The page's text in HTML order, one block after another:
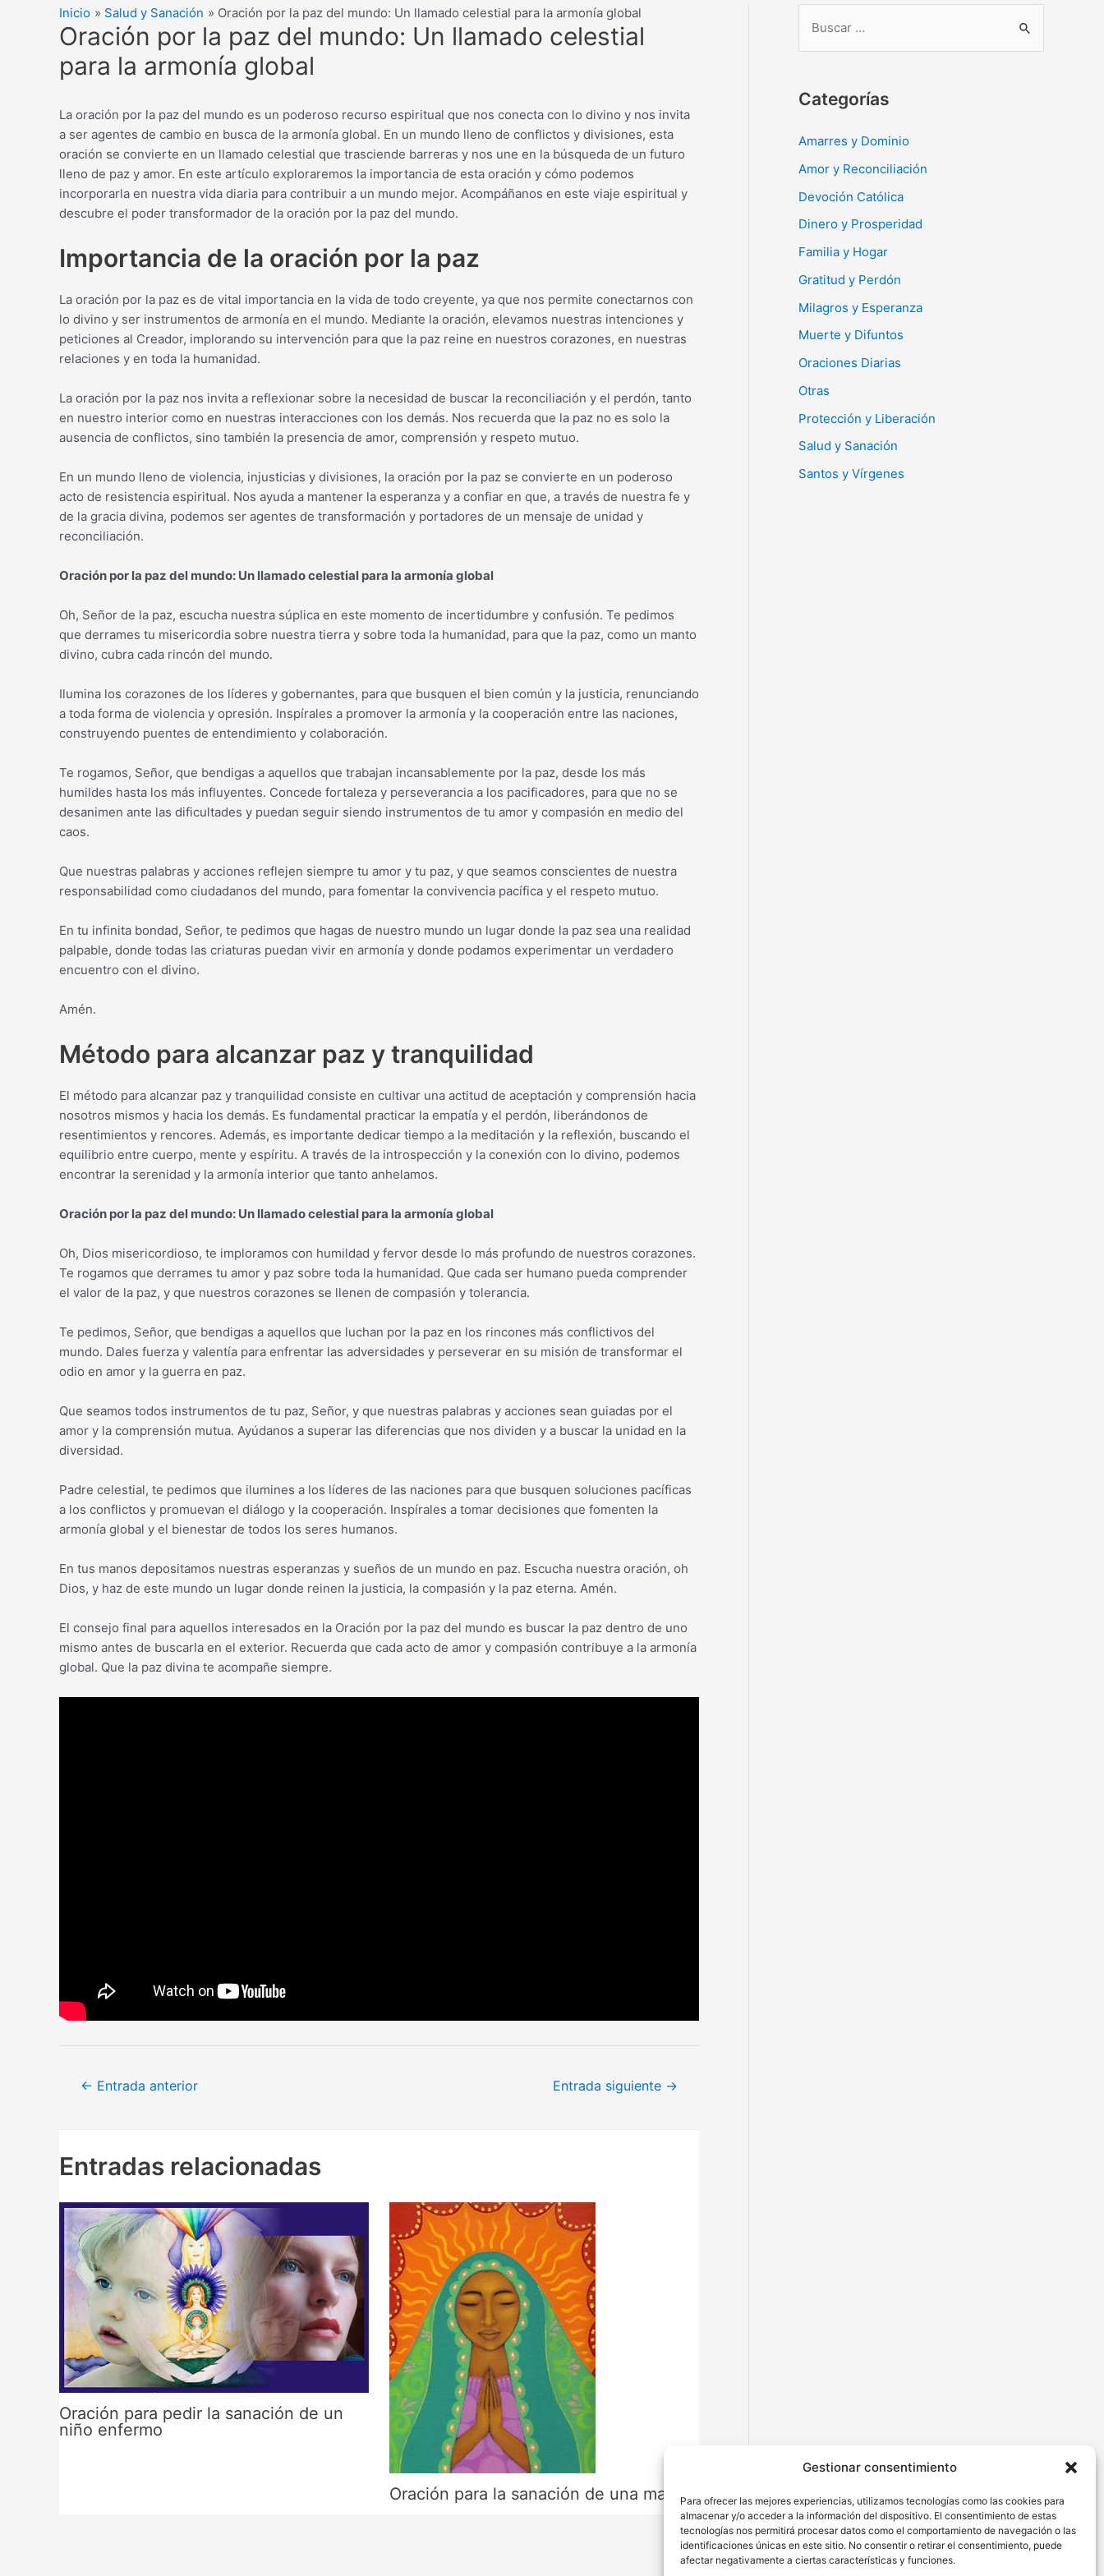
Gestionar consentimiento
Para ofrecer las mejores experiencias, utilizamos tecnologías como las cookies para
almacenar y/o acceder a la información del dispositivo. El consentimiento de estas
tecnologías nos permitirá procesar datos como el comportamiento de navegación o las
identificaciones únicas en este sitio. No consentir o retirar el consentimiento, puede
afectar negativamente a ciertas características y funciones.
Inicio Salud y Sanación Oración por la paz del mundo: Un llamado celestial para la armonía global
Oración por la paz del mundo: Un llamado celestial
para la armonía global
La oración por la paz del mundo es un poderoso recurso espiritual que nos conecta con lo divino y nos invita
a ser agentes de cambio en busca de la armonía global. En un mundo lleno de conflictos y divisiones, esta
oración se convierte en un llamado celestial que trasciende barreras y nos une en la búsqueda de un futuro
lleno de paz y amor. En este artículo exploraremos la importancia de esta oración y cómo podemos
incorporarla en nuestra vida diaria para contribuir a un mundo mejor. Acompáñanos en este viaje espiritual y
descubre el poder transformador de la oración por la paz del mundo.
Importancia de la oración por la paz
La oración por la paz es de vital importancia en la vida de todo creyente, ya que nos permite conectarnos con
lo divino y ser instrumentos de armonía en el mundo. Mediante la oración, elevamos nuestras intenciones y
peticiones al Creador, implorando su intervención para que la paz reine en nuestros corazones, en nuestras
relaciones y en toda la humanidad.
La oración por la paz nos invita a reflexionar sobre la necesidad de buscar la reconciliación y el perdón, tanto
en nuestro interior como en nuestras interacciones con los demás. Nos recuerda que la paz no es solo la
ausencia de conflictos, sino también la presencia de amor, comprensión y respeto mutuo.
En un mundo lleno de violencia, injusticias y divisiones, la oración por la paz se convierte en un poderoso
acto de resistencia espiritual. Nos ayuda a mantener la esperanza y a confiar en que, a través de nuestra fe y
de la gracia divina, podemos ser agentes de transformación y portadores de un mensaje de unidad y
reconciliación.
Oración por la paz del mundo: Un llamado celestial para la armonía global
Oh, Señor de la paz, escucha nuestra súplica en este momento de incertidumbre y confusión. Te pedimos
que derrames tu misericordia sobre nuestra tierra y sobre toda la humanidad, para que la paz, como un manto
divino, cubra cada rincón del mundo.
Ilumina los corazones de los líderes y gobernantes, para que busquen el bien común y la justicia, renunciando
a toda forma de violencia y opresión. Inspírales a promover la armonía y la cooperación entre las naciones,
construyendo puentes de entendimiento y colaboración.
Te rogamos, Señor, que bendigas a aquellos que trabajan incansablemente por la paz, desde los más
humildes hasta los más influyentes. Concede fortaleza y perseverancia a los pacificadores, para que no se
desanimen ante las dificultades y puedan seguir siendo instrumentos de tu amor y compasión en medio del
caos.
Que nuestras palabras y acciones reflejen siempre tu amor y tu paz, y que seamos conscientes de nuestra
responsabilidad como ciudadanos del mundo, para fomentar la convivencia pacífica y el respeto mutuo.
En tu infinita bondad, Señor, te pedimos que hagas de nuestro mundo un lugar donde la paz sea una realidad
palpable, donde todas las criaturas puedan vivir en armonía y donde podamos experimentar un verdadero
encuentro con el divino.
Amén.
Método para alcanzar paz y tranquilidad
El método para alcanzar paz y tranquilidad consiste en cultivar una actitud de aceptación y comprensión hacia
nosotros mismos y hacia los demás. Es fundamental practicar la empatía y el perdón, liberándonos de
resentimientos y rencores. Además, es importante dedicar tiempo a la meditación y la reflexión, buscando el
equilibrio entre cuerpo, mente y espíritu. A través de la introspección y la conexión con lo divino, podemos
encontrar la serenidad y la armonía interior que tanto anhelamos.
Oración por la paz del mundo: Un llamado celestial para la armonía global
Oh, Dios misericordioso, te imploramos con humildad y fervor desde lo más profundo de nuestros corazones.
Te rogamos que derrames tu amor y paz sobre toda la humanidad. Que cada ser humano pueda comprender
el valor de la paz, y que nuestros corazones se llenen de compasión y tolerancia.
Te pedimos, Señor, que bendigas a aquellos que luchan por la paz en los rincones más conflictivos del
mundo. Dales fuerza y valentía para enfrentar las adversidades y perseverar en su misión de transformar el
odio en amor y la guerra en paz.
Que seamos todos instrumentos de tu paz, Señor, y que nuestras palabras y acciones sean guiadas por el
amor y la comprensión mutua. Ayúdanos a superar las diferencias que nos dividen y a buscar la unidad en la
diversidad.
Padre celestial, te pedimos que ilumines a los líderes de las naciones para que busquen soluciones pacíficas
a los conflictos y promuevan el diálogo y la cooperación. Inspírales a tomar decisiones que fomenten la
armonía global y el bienestar de todos los seres humanos.
En tus manos depositamos nuestras esperanzas y sueños de un mundo en paz. Escucha nuestra oración, oh
Dios, y haz de este mundo un lugar donde reinen la justicia, la compasión y la paz eterna. Amén.
El consejo final para aquellos interesados en la Oración por la paz del mundo es buscar la paz dentro de uno
mismo antes de buscarla en el exterior. Recuerda que cada acto de amor y compasión contribuye a la armonía
global. Que la paz divina te acompañe siempre.
Navegación
← Entrada anterior Entrada siguiente →
Entradas relacionadas
Oración para pedir la sanación de un
niño enfermo
Oración para la sanación de una madre
c
r
Categorías
Amarres y Dominio
Amor y Reconciliación
Devoción Católica
Dinero y Prosperidad
Familia y Hogar
Gratitud y Perdón
Milagros y Esperanza
Muerte y Difuntos
Oraciones Diarias
Otras
Protección y Liberación
Salud y Sanación
Santos y Vírgenes